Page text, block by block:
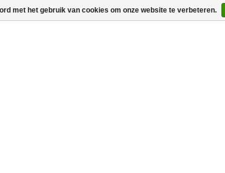
met het gebruik van cookies om onze website te verbeteren.